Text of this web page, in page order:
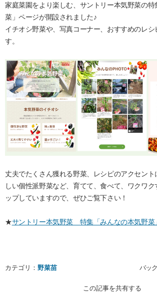
家庭菜園をより楽しむ、サントリー本気野菜の
菜」ページが開設されました♪
イチオシ野菜や、写真コーナー、おすすめのレシ
す。
丈夫でたくさん獲れる野菜、レシピのアクセン
しい個性派野菜など、育てて、食べて、ワクワ
ップしていますので、ぜひご覧下さい！
★サントリー本気野菜 特集「みんなの本気野菜
カテゴリ： 野菜苗 バッ
この記事を共有する